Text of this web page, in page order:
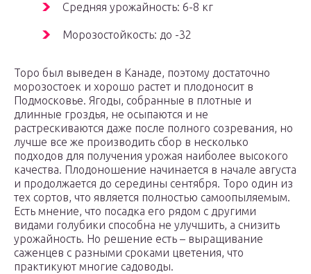
Средняя урожайность: 6-8 кг
Морозостойкость: до -32
Торо был выведен в Канаде, поэтому достаточно
морозостоек и хорошо растет и плодоносит в
Подмосковье. Ягоды, собранные в плотные и
длинные гроздья, не осыпаются и не
растрескиваются даже после полного созревания, но
лучше все же производить сбор в несколько
подходов для получения урожая наиболее высокого
качества. Плодоношение начинается в начале августа
и продолжается до середины сентября. Торо один из
тех сортов, что является полностью самоопыляемым.
Есть мнение, что посадка его рядом с другими
видами голубики способна не улучшить, а снизить
урожайность. Но решение есть – выращивание
саженцев с разными сроками цветения, что
практикуют многие садоводы.